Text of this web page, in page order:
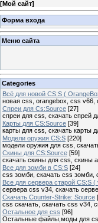
[Мой сайт]
Форма входа
Меню сайта
Categories
Всё для новой CS:S (
новая css, orangebox, css v66,
Спреи для Cs:Source [27]
спреи для css, скачать спрей
Карты для CS:Source [39]
карты для css, скачать карты
Модели оружия CS:S [220]
модели оружия для css,
Скины для CS:Source [59]
скачать скины для css, скины
Все для зомби в CS:S [24]
css зомби, скачать css
Все для сервера старой CS:S (
сервера css v34, скачать
Скачать Counter-Strike: Source
css скачать, скачать css v34,
Остальное для css [96]
Остальные файлы,моды для